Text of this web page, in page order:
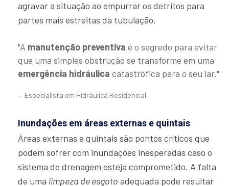
agravar a situação ao empurrar os detritos para
partes mais estreitas da tubulação.
"A manutenção preventiva é o segredo para evitar
que uma simples obstrução se transforme em uma
emergência hidráulica catastrófica para o seu lar."
Especialista em Hidráulica Residencial
Inundações em áreas externas e quintais
Áreas externas e quintais são pontos críticos que
podem sofrer com inundações inesperadas caso o
sistema de drenagem esteja comprometido. A falta
de uma limpeza de esgoto adequada pode resultar